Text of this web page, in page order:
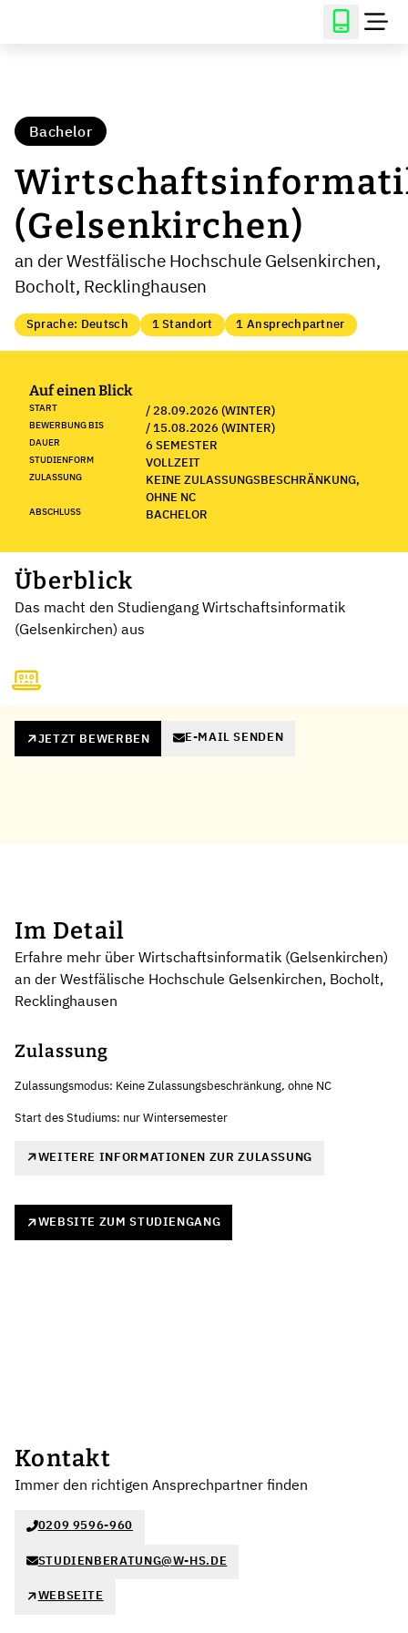
Bachelor
(Gelsenkirchen)
an der Westfälische Hochschule Gelsenkirchen,
Bocholt, Recklinghausen
Sprache: Deutsch 1 Standort 1 Ansprechpartner
Auf einen Blick
START / 28.09.2026 (WINTER)
BEWERBUNG BIS / 15.08.2026 (WINTER)
DAUER 6 SEMESTER
STUDIENFORM VOLLZEIT
ZULASSUNG
KEINE ZULASSUNGSBESCHRÄNKUNG,
OHNE NC
ABSCHLUSS BACHELOR
Überblick
Das macht den Studiengang Wirtschaftsinformatik
(Gelsenkirchen) aus
JETZT BEWERBEN E-MAIL SENDEN
Im Detail
Erfahre mehr über Wirtschaftsinformatik (Gelsenkirchen)
an der Westfälische Hochschule Gelsenkirchen, Bocholt,
Recklinghausen
Zulassung
Zulassungsmodus: Keine Zulassungsbeschränkung, ohne NC
Start des Studiums: nur Wintersemester
WEITERE INFORMATIONEN ZUR ZULASSUNG
WEBSITE ZUM STUDIENGANG
Kontakt
Immer den richtigen Ansprechpartner finden
0209 9596-960
STUDIENBERATUNG@W-HS.DE
WEBSEITE